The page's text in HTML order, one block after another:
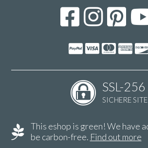
SSL-256
SICHERE SITE
This eshop is green! We have
be carbon-free. Find out more